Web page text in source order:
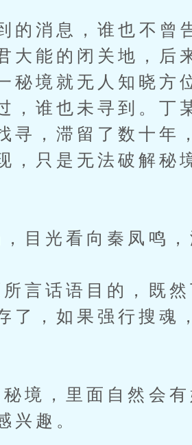
消息，谁也不曾
大能的闭关地，后
秘境就无人知晓方
，谁也未寻到。丁
寻，滞留了数十年
，只是无法破解秘
光看向秦凤鸣，
言话语目的，既然
了，如果强行搜魂
境，里面自然会有
兴趣。